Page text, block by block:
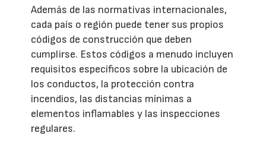
Además de las normativas internacionales,
cada país o región puede tener sus propios
códigos de construcción que deben
cumplirse. Estos códigos a menudo incluyen
requisitos específicos sobre la ubicación de
los conductos, la protección contra
incendios, las distancias mínimas a
elementos inflamables y las inspecciones
regulares.